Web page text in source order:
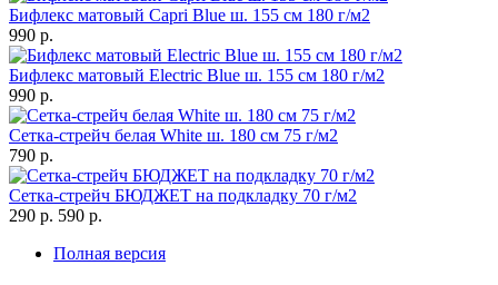
Бифлекс матовый Capri Blue ш. 155 см 180 г/м2
990 р.
Бифлекс матовый Electric Blue ш. 155 см 180 г/м2
990 р.
Сетка-стрейч белая White ш. 180 см 75 г/м2
790 р.
Сетка-стрейч БЮДЖЕТ на подкладку 70 г/м2
290 р. 590 р.
Полная версия